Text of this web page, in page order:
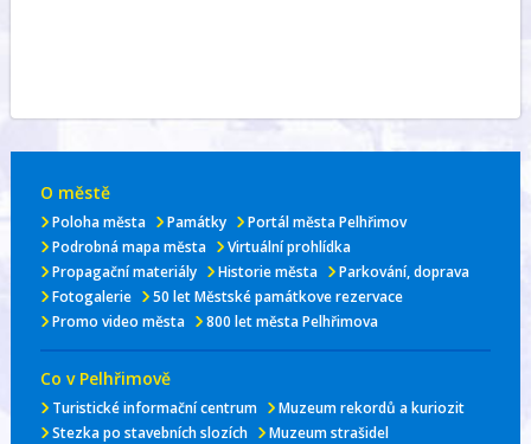
O městě
Poloha města Památky
Portál města Pelhřimov
Podrobná mapa města
Virtuální prohlídka
Propagační materiály
Historie města
Parkování, doprava
Fotogalerie
50 let Městské památkove rezervace
Promo video města
800 let města Pelhřimova
Co v Pelhřimově
Turistické informační centrum
Muzeum rekordů a kuriozit
Stezka po stavebních slozích
Muzeum strašidel